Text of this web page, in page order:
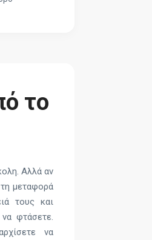
το
Αλλά αν
μεταφορά
τους και
φτάσετε.
να